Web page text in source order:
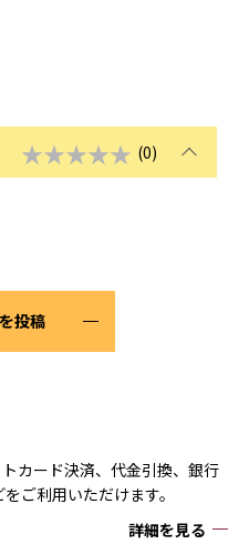
★★★★★ (0)
投稿
カード決済、代金引換、銀行
ご利用いただけます。
詳細を見る